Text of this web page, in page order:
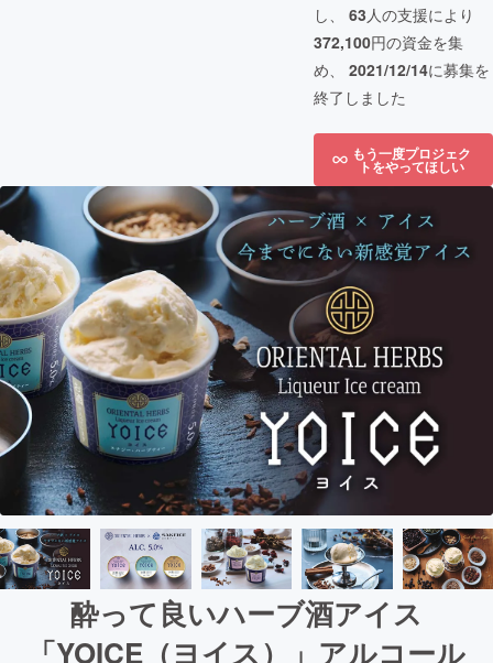
し、 63人の支援により
372,100円の資金を集
め、 2021/12/14に募集を
終了しました
もう一度プロジェク
トをやってほしい
酔って良いハーブ酒アイス
「YOICE（ヨイス）」アルコール